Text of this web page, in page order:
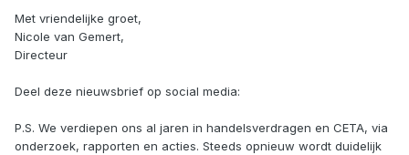
Met vriendelijke groet,
Nicole van Gemert,
Directeur
Deel deze nieuwsbrief op social media:
P.S. We verdiepen ons al jaren in handelsverdragen en CETA, via
onderzoek, rapporten en acties. Steeds opnieuw wordt duidelijk